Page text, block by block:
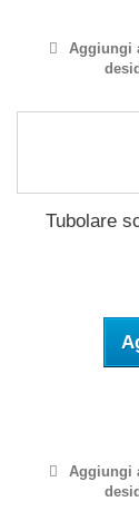
Aggiungi
Tubolare
Aggiungi